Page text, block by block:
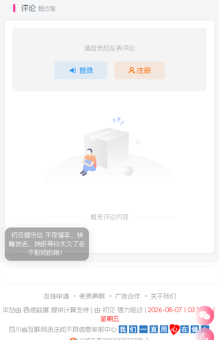
评论 抢沙发
请登录后发表评论
登录 注册
暂无评论内容
友链申请 免责声明 广告合作 关于我们
本站由 西信数据提供计算支持 | 由 初见 强力驱动 | 2026-08-07丨03:19:16丨
星期五
四川省互联网违法和不良信息举报中心
初见提示您 午夜骚年，快
睡觉去，妹纸等你太久了会
不耐烦的哦！